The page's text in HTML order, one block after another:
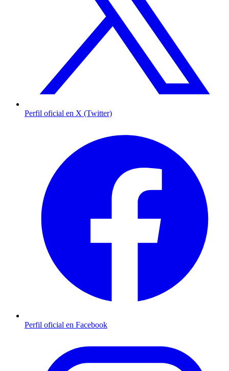
Perfil oficial en X (Twitter)
Perfil oficial en Facebook